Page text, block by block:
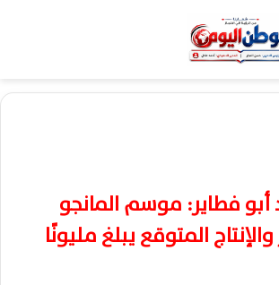
الدخول
أبو فطاير: موسم المانجو
المتوقع يبلغ مليونًا